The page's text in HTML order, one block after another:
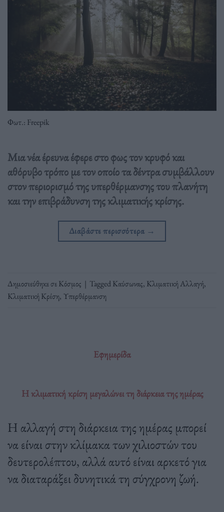
Φωτ.: Freepik
Μια νέα έρευνα έφερε στο φως τον κρυφό και
αθόρυβο τρόπο με τον οποίο τα δέντρα συμβάλλουν
στον περιορισμό της υπερθέρμανσης του πλανήτη
και την επιβράδυνση της κλιματικής κρίσης.
Διαβάστε περισσότερα →
Δημοσιεύθηκε σεΚόσμος | TaggedΚαύσωνας, Κλιματική Αλλαγή,
Κλιματική Κρίση, Υπερθέρμανση
Εφημερίδα
Η κλιματική κρίση μεγαλώνει τη διάρκεια της ημέρας
Η αλλαγή στη διάρκεια της ημέρας μπορεί
να είναι στην κλίμακα των χιλιοστών του
δευτερολέπτου, αλλά αυτό είναι αρκετό για
να διαταράξει δυνητικά τη σύγχρονη ζωή.